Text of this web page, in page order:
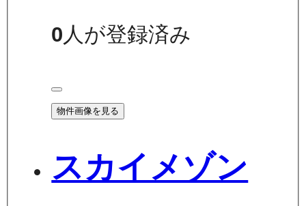
0人が登録済み
物件画像を見る
スカイメゾン